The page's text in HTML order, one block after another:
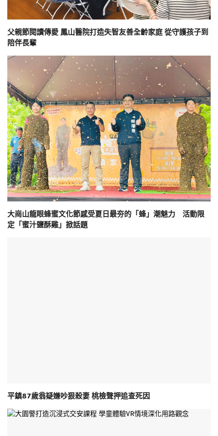
父親節閱讀傳愛 鳳山醫院打造失智友善全齡家庭 從守護孩子到
陪伴長輩
大崗山龍眼蜂蜜文化節感受夏日最夯的「蜂」潮魅力 活動限
定「蜜汁鹽酥雞」掀話題
平鎮87歲翁疑嫌吵狠殺妻 桃檢聲押追查死因